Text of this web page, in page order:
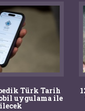
Türk Tarih
uygulama ile